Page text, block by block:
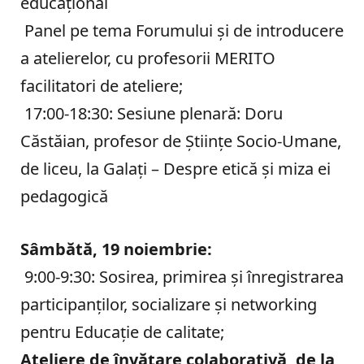
Panel pe tema Forumului şi de introducere
a atelierelor, cu profesorii MERITO
facilitatori de ateliere;
17:00-18:30: Sesiune plenară: Doru
Căstăian, profesor de Ştiinţe Socio-Umane,
de liceu, la Galaţi – Despre etică şi miza ei
pedagogică
Sâmbătă, 19 noiembrie:
9:00-9:30: Sosirea, primirea şi înregistrarea
participanţilor, socializare şi networking
pentru Educaţie de calitate;
Ateliere de învăţare colaborativă, de la